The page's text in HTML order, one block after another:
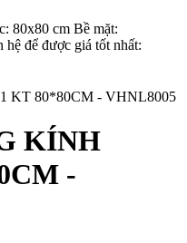
80x80 cm Bề mặt:
để được giá tốt nhất:
KÍNH
-